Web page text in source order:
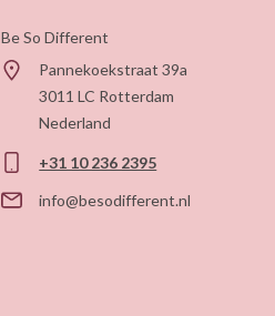
Be So Different
Pannekoekstraat 39a
3011 LC Rotterdam
Nederland
+31 10 236 2395
info@besodifferent.nl